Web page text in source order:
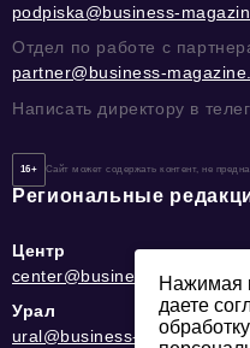
podpiska@business-
Отдел по работе с
partner@business-
Написать директору в
16+ Сайт может содержать контент, не
Региональные
Центр
center@business-
Урал
ural@business-
Нажимая
даете
обработку